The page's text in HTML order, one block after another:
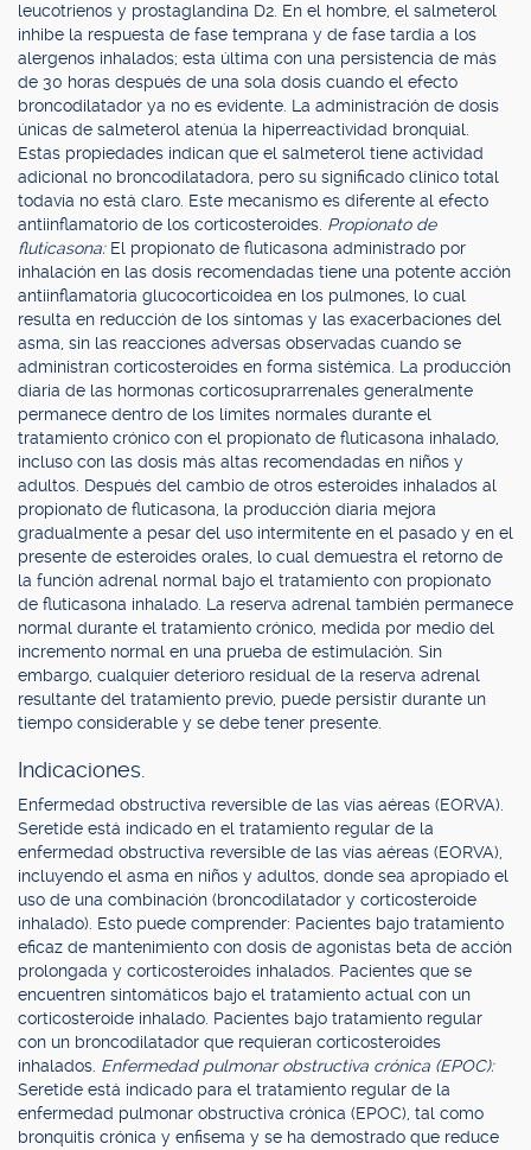
leucotrienos y prostaglandina D2. En el hombre, el salmeterol
inhibe la respuesta de fase temprana y de fase tardía a los
alergenos inhalados; esta última con una persistencia de más
de 30 horas después de una sola dosis cuando el efecto
broncodilatador ya no es evidente. La administración de dosis
únicas de salmeterol atenúa la hiperreactividad bronquial.
Estas propiedades indican que el salmeterol tiene actividad
adicional no broncodilatadora, pero su significado clínico total
todavía no está claro. Este mecanismo es diferente al efecto
antiinflamatorio de los corticosteroides. Propionato de
fluticasona: El propionato de fluticasona administrado por
inhalación en las dosis recomendadas tiene una potente acción
antiinflamatoria glucocorticoidea en los pulmones, lo cual
resulta en reducción de los síntomas y las exacerbaciones del
asma, sin las reacciones adversas observadas cuando se
administran corticosteroides en forma sistémica. La producción
diaria de las hormonas corticosuprarrenales generalmente
permanece dentro de los límites normales durante el
tratamiento crónico con el propionato de fluticasona inhalado,
incluso con las dosis más altas recomendadas en niños y
adultos. Después del cambio de otros esteroides inhalados al
propionato de fluticasona, la producción diaria mejora
gradualmente a pesar del uso intermitente en el pasado y en el
presente de esteroides orales, lo cual demuestra el retorno de
la función adrenal normal bajo el tratamiento con propionato
de fluticasona inhalado. La reserva adrenal también permanece
normal durante el tratamiento crónico, medida por medio del
incremento normal en una prueba de estimulación. Sin
embargo, cualquier deterioro residual de la reserva adrenal
resultante del tratamiento previo, puede persistir durante un
tiempo considerable y se debe tener presente.
Indicaciones.
Enfermedad obstructiva reversible de las vías aéreas (EORVA).
Seretide está indicado en el tratamiento regular de la
enfermedad obstructiva reversible de las vías aéreas (EORVA),
incluyendo el asma en niños y adultos, donde sea apropiado el
uso de una combinación (broncodilatador y corticosteroide
inhalado). Esto puede comprender: Pacientes bajo tratamiento
eficaz de mantenimiento con dosis de agonistas beta de acción
prolongada y corticosteroides inhalados. Pacientes que se
encuentren sintomáticos bajo el tratamiento actual con un
corticosteroide inhalado. Pacientes bajo tratamiento regular
con un broncodilatador que requieran corticosteroides
inhalados. Enfermedad pulmonar obstructiva crónica (EPOC):
Seretide está indicado para el tratamiento regular de la
enfermedad pulmonar obstructiva crónica (EPOC), tal como
bronquitis crónica y enfisema y se ha demostrado que reduce